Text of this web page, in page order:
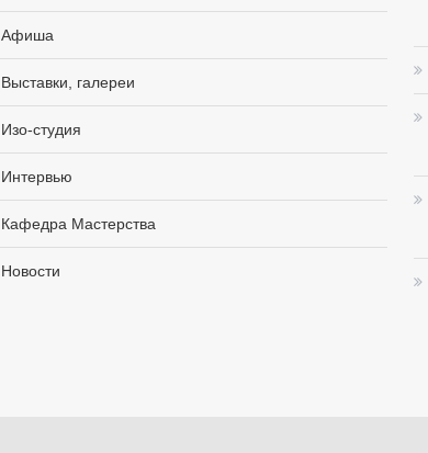
Афиша
Выставки, галереи
Изо-студия
Интервью
Кафедра Мастерства
Новости